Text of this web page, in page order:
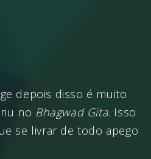
depois disso é muito
no Bhagwad Gita. Isso
se livrar de todo apego